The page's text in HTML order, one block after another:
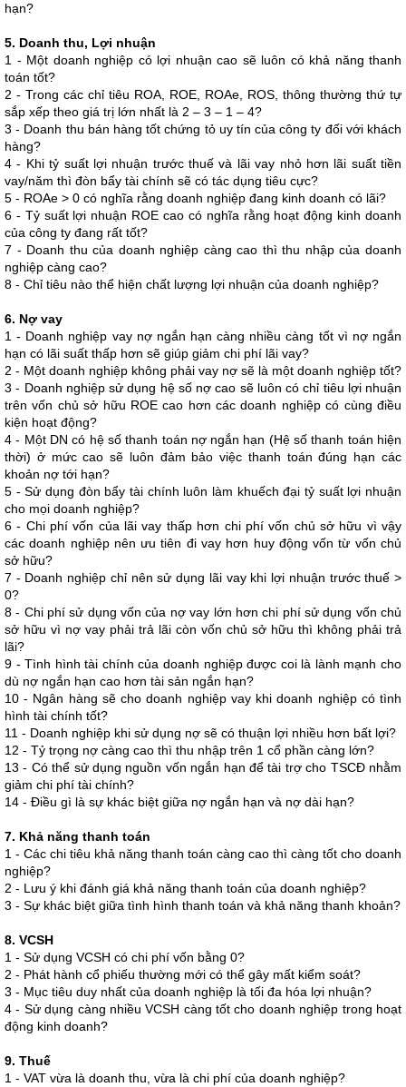
hạn?
5. Doanh thu, Lợi nhuận
1 - Một doanh nghiệp có lợi nhuận cao sẽ luôn có khả năng thanh
toán tốt?
2 - Trong các chỉ tiêu ROA, ROE, ROAe, ROS, thông thường thứ tự
sắp xếp theo giá trị lớn nhất là 2 – 3 – 1 – 4?
3 - Doanh thu bán hàng tốt chứng tỏ uy tín của công ty đối với khách
hàng?
4 - Khi tỷ suất lợi nhuận trước thuế và lãi vay nhỏ hơn lãi suất tiền
vay/năm thì đòn bẩy tài chính sẽ có tác dụng tiêu cực?
5 - ROAe > 0 có nghĩa rằng doanh nghiệp đang kinh doanh có lãi?
6 - Tỷ suất lợi nhuận ROE cao có nghĩa rằng hoạt động kinh doanh
của công ty đang rất tốt?
7 - Doanh thu của doanh nghiệp càng cao thì thu nhập của doanh
nghiệp càng cao?
8 - Chỉ tiêu nào thể hiện chất lượng lợi nhuận của doanh nghiệp?
6. Nợ vay
1 - Doanh nghiệp vay nợ ngắn hạn càng nhiều càng tốt vì nợ ngắn
hạn có lãi suất thấp hơn sẽ giúp giảm chi phí lãi vay?
2 - Một doanh nghiệp không phải vay nợ sẽ là một doanh nghiệp tốt?
3 - Doanh nghiệp sử dụng hệ số nợ cao sẽ luôn có chỉ tiêu lợi nhuận
trên vốn chủ sở hữu ROE cao hơn các doanh nghiệp có cùng điều
kiện hoạt động?
4 - Một DN có hệ số thanh toán nợ ngắn hạn (Hệ số thanh toán hiện
thời) ở mức cao sẽ luôn đảm bảo việc thanh toán đúng hạn các
khoản nợ tới hạn?
5 - Sử dụng đòn bẩy tài chính luôn làm khuếch đại tỷ suất lợi nhuận
cho mọi doanh nghiệp?
6 - Chi phí vốn của lãi vay thấp hơn chi phí vốn chủ sở hữu vì vậy
các doanh nghiệp nên ưu tiên đi vay hơn huy động vốn từ vốn chủ
sở hữu?
7 - Doanh nghiệp chỉ nên sử dụng lãi vay khi lợi nhuận trước thuế >
0?
8 - Chi phí sử dụng vốn của nợ vay lớn hơn chi phí sử dụng vốn chủ
sở hữu vì nợ vay phải trả lãi còn vốn chủ sở hữu thì không phải trả
lãi?
9 - Tình hình tài chính của doanh nghiệp được coi là lành mạnh cho
dù nợ ngắn hạn cao hơn tài sản ngắn hạn?
10 - Ngân hàng sẽ cho doanh nghiệp vay khi doanh nghiệp có tình
hình tài chính tốt?
11 - Doanh nghiệp khi sử dụng nợ sẽ có thuận lợi nhiều hơn bất lợi?
12 - Tỷ trọng nợ càng cao thì thu nhập trên 1 cổ phần càng lớn?
13 - Có thể sử dụng nguồn vốn ngắn hạn để tài trợ cho TSCĐ nhằm
giảm chi phí tài chính?
14 - Điều gì là sự khác biệt giữa nợ ngắn hạn và nợ dài hạn?
7. Khả năng thanh toán
1 - Các chi tiêu khả năng thanh toán càng cao thì càng tốt cho doanh
nghiệp?
2 - Lưu ý khi đánh giá khả năng thanh toán của doanh nghiệp?
3 - Sự khác biệt giữa tình hình thanh toán và khả năng thanh khoản?
8. VCSH
1 - Sử dụng VCSH có chi phí vốn bằng 0?
2 - Phát hành cổ phiếu thường mới có thể gây mất kiểm soát?
3 - Mục tiêu duy nhất của doanh nghiệp là tối đa hóa lợi nhuận?
4 - Sử dụng càng nhiều VCSH càng tốt cho doanh nghiệp trong hoạt
động kinh doanh?
9. Thuế
1 - VAT vừa là doanh thu, vừa là chi phí của doanh nghiệp?